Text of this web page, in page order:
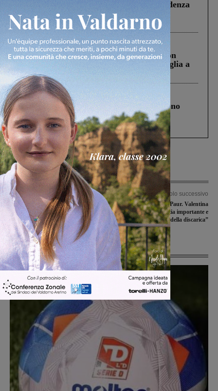
Piscina di Figline finanziata oltre la scadenza
Pnrr, il gruppo di Fratelli d’Italia: “Un
ringraziamento al Governo”
Cronaca 3 Agosto 2026
Scomparso da una struttura di Castiglion
Fiorentino l’uomo che aveva ucciso la figlia a
Levane nel 2020
Cronaca 4 Agosto 2026
Un anno fa la strage in A1 in cui morirono
Gianni, Giulia e Franco. Lo schianto, il
processo, lo stop ai sorpassi fra tir....
Articolo precedente
Rignanese a segno, Luco sconfitto con
il minimo scarto
Articolo successivo
Podere Rota, chiuso il Paur. Valentina
Vadi: “Una notizia importante e
attesa: la chiusura della discarica”
Ultime Notizie